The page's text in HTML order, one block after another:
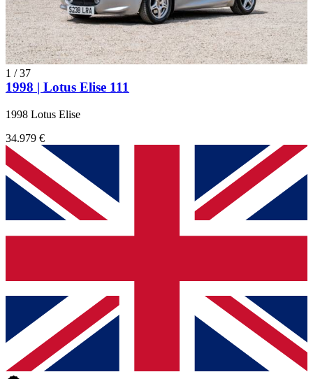
1 /37
1998 | Lotus Elise 111
1998 Lotus Elise
34.979 €